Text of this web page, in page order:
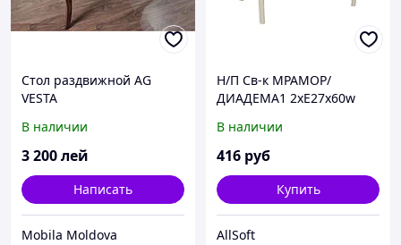
Стол раздвижной AG
VESTA
В наличии
3 200лей
Написать
Mobila Moldova
Н/П Св-к МРАМОР/
ДИАДЕМА1 2хE27x60w
2х75-002)
В наличии
416 руб
Купить
AllSoft